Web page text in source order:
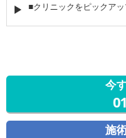
■クリニックをピックアッ
今
施